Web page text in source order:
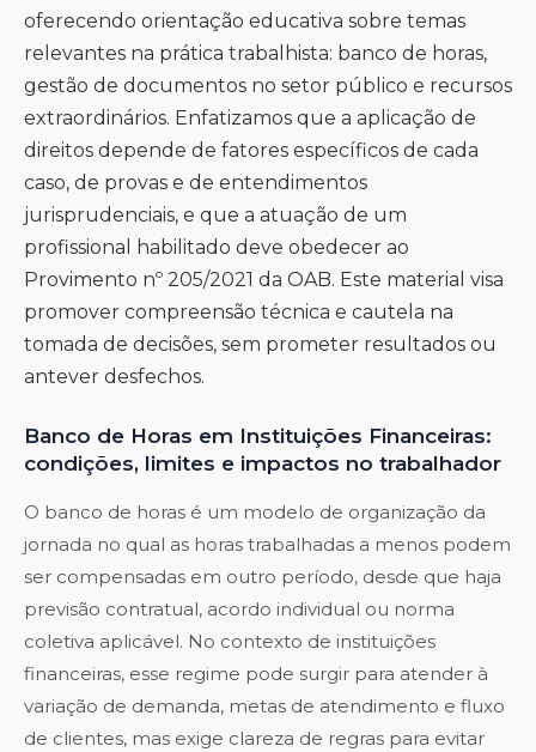
oferecendo orientação educativa sobre temas
relevantes na prática trabalhista: banco de horas,
gestão de documentos no setor público e recursos
extraordinários. Enfatizamos que a aplicação de
direitos depende de fatores específicos de cada
caso, de provas e de entendimentos
jurisprudenciais, e que a atuação de um
profissional habilitado deve obedecer ao
Provimento nº 205/2021 da OAB. Este material visa
promover compreensão técnica e cautela na
tomada de decisões, sem prometer resultados ou
antever desfechos.
Banco de Horas em Instituições Financeiras:
condições, limites e impactos no trabalhador
O banco de horas é um modelo de organização da
jornada no qual as horas trabalhadas a menos podem
ser compensadas em outro período, desde que haja
previsão contratual, acordo individual ou norma
coletiva aplicável. No contexto de instituições
financeiras, esse regime pode surgir para atender à
variação de demanda, metas de atendimento e fluxo
de clientes, mas exige clareza de regras para evitar